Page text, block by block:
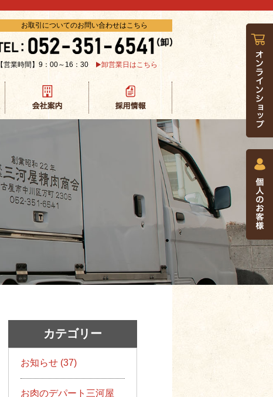
お取引についてのお問い合わせはこちら
【営業時間】9：00～16：30 卸営業日はこちら
カテゴリー
お知らせ (37)
お肉のデパート三河屋